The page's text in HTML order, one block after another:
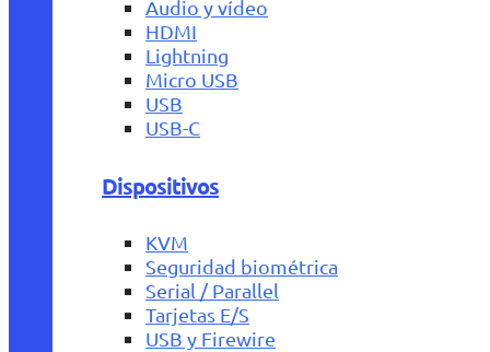
Audio y vídeo
HDMI
Lightning
Micro USB
USB
USB-C
Dispositivos
KVM
Seguridad biométrica
Serial / Parallel
Tarjetas E/S
USB y Firewire